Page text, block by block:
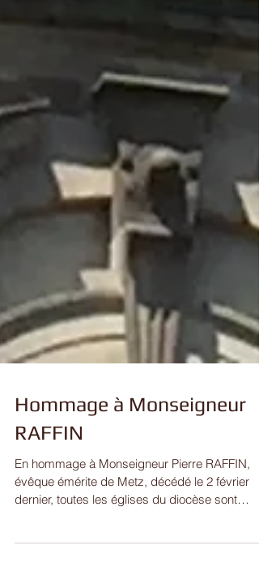
Hommage à Monseigneur
RAFFIN
En hommage à Monseigneur Pierre RAFFIN,
évêque émérite de Metz, décédé le 2 février
invitées...